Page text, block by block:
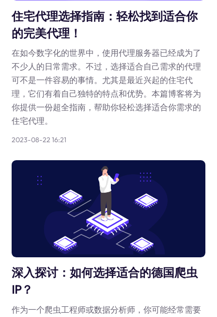
住宅代理选择指南：轻松找到适合你
的完美代理！
在如今数字化的世界中，使用代理服务器已经成为了
不少人的日常需求。不过，选择适合自己需求的代理
可不是一件容易的事情。尤其是最近兴起的住宅代
理，它们有着自己独特的特点和优势。本篇博客将为
你提供一份超全指南，帮助你轻松选择适合你需求的
住宅代理。
2023-08-22 16:21
深入探讨：如何选择适合的德国爬虫
IP？
作为一个爬虫工程师或数据分析师，你可能经常需要